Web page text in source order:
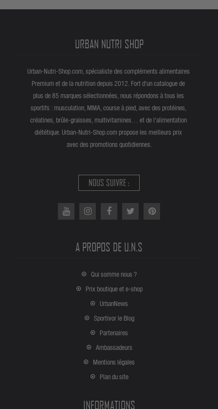
URBAN NUTRI SHOP
Urban-Nutri-Shop.com, spécialiste des compléments alimentaires
Premium et de la nutrition depuis 2012. Fort d'un catalogue de
plus de 85 marques sélectionnées, nous répondons à tous les
sportifs : musculation, MMA, course à pied, avec des protéines,
créatines, brûle-graisses, multivitamines… et de l'alimentation
diététique. Urban-Nutri-Shop.com propose les meilleurs prix
avec des promotions quotidiennes.
NOUS SUIVRE :
A PROPOS DE U.N.S
Qui somme nous ?
Prix boutique et e-shop
UrbanNews
Sportivor le Blog
Partenaires
Ambassadeurs
Mentions légales
Plan du site
INFORMATIONS